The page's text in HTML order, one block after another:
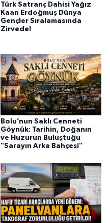
Türk Satranç Dahisi Yağız
Kaan Erdoğmuş Dünya
Gençler Sıralamasında
Zirvede!
Bolu’nun Saklı Cenneti
Göynük: Tarihin, Doğanın
ve Huzurun Buluştuğu
"Sarayın Arka Bahçesi"